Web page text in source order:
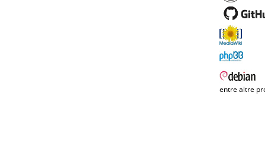
entre altre